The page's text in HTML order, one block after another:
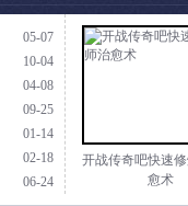
05-07
10-04
04-08
09-25
01-14
02-18
06-24
开战传奇吧快速
愈术